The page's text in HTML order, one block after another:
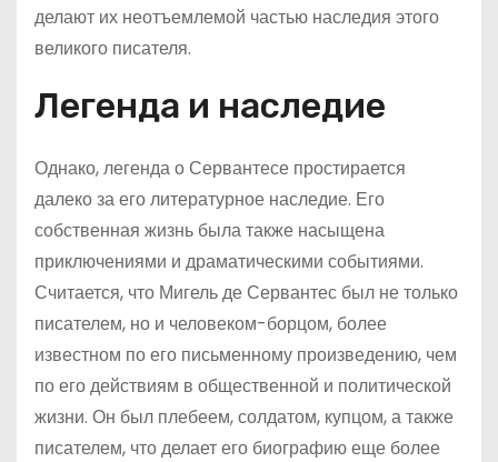
делают их неотъемлемой частью наследия этого
великого писателя.
Легенда и наследие
Однако, легенда о Сервантесе простирается
далеко за его литературное наследие. Его
собственная жизнь была также насыщена
приключениями и драматическими событиями.
Считается, что Мигель де Сервантес был не только
писателем, но и человеком-борцом, более
известном по его письменному произведению, чем
по его действиям в общественной и политической
жизни. Он был плебеем, солдатом, купцом, а также
писателем, что делает его биографию еще более